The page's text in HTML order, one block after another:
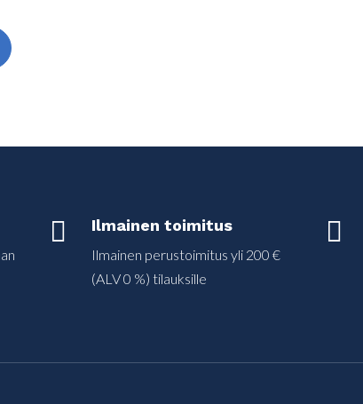
 Ilmainen toimitus
Ilmainen perustoimitus yli 200 €
(ALV 0 %) tilauksille
